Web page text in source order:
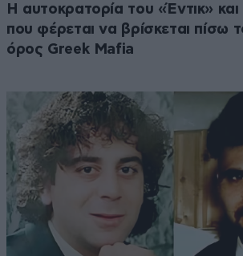
Η αυτοκρατορία του «Έντικ»
που φέρεται να βρίσκεται πίσω
όρος Greek Mafia